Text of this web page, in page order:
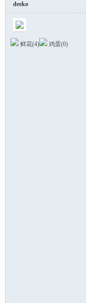
deeko
鲜花(4) 鸡蛋(0)